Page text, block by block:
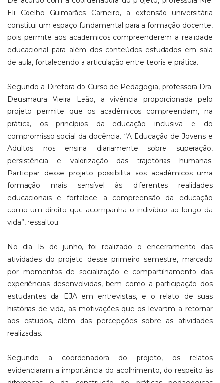
Eli Coelho Guimarães Carneiro, a extensão universitária
constitui um espaço fundamental para a formação docente,
pois permite aos acadêmicos compreenderem a realidade
educacional para além dos conteúdos estudados em sala
de aula, fortalecendo a articulação entre teoria e prática.
Segundo a Diretora do Curso de Pedagogia, professora Dra.
Deusmaura Vieira Leão, a vivência proporcionada pelo
projeto permite que os acadêmicos compreendam, na
prática, os princípios da educação inclusiva e do
compromisso social da docência. “A Educação de Jovens e
Adultos nos ensina diariamente sobre superação,
persistência e valorização das trajetórias humanas.
Participar desse projeto possibilita aos acadêmicos uma
formação mais sensível às diferentes realidades
educacionais e fortalece a compreensão da educação
como um direito que acompanha o indivíduo ao longo da
vida”, ressaltou.
No dia 15 de junho, foi realizado o encerramento das
atividades do projeto desse primeiro semestre, marcado
por momentos de socialização e compartilhamento das
experiências desenvolvidas, bem como a participação dos
estudantes da EJA em entrevistas, e o relato de suas
histórias de vida, as motivações que os levaram a retornar
aos estudos, além das percepções sobre as atividades
realizadas.
Segundo a coordenadora do projeto, os relatos
evidenciaram a importância do acolhimento, do respeito às